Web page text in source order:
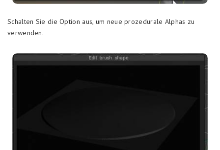
Schalten Sie die Option aus, um neue prozedurale Alphas zu
verwenden.